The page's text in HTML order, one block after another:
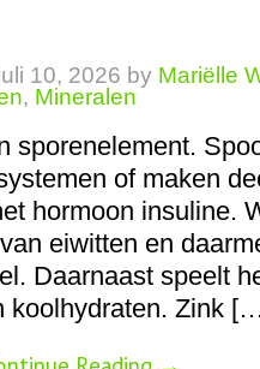
10, 2026 by Mariëlle
, Mineralen
sporenelement.
of maken
hormoon insuline.
eiwitten en
Daarnaast speelt
koolhydraten. Zink